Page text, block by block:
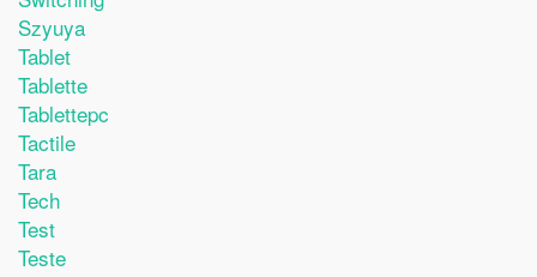
Szyuya
Tablet
Tablette
Tablettepc
Tactile
Tara
Tech
Test
Teste